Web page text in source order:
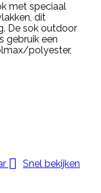
met speciaal
dit
De sok outdoor
gebruik een
polyester,

Snel bekijken